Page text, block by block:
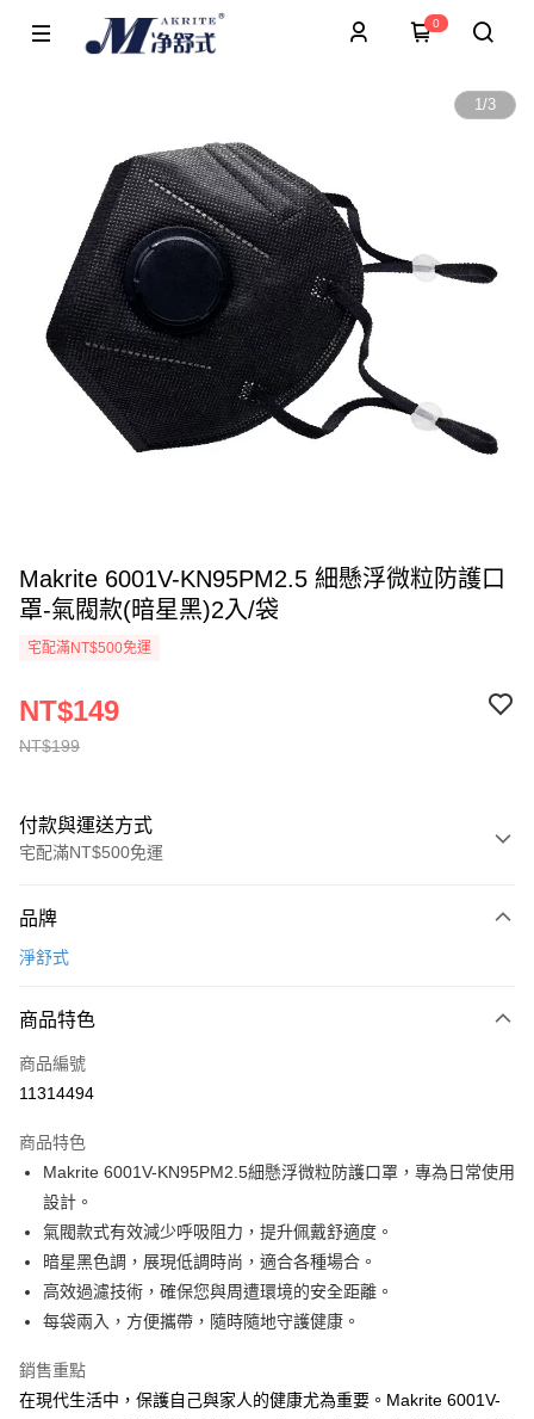
0
1/3
Makrite 6001V-KN95PM2.5 細懸浮微粒防護口
罩-氣閥款(暗星黑)2入/袋
宅配滿NT$500免運
NT$199
NT$149
付款與運送方式
宅配滿NT$500免運
信用卡一次付款
ATM付款
貨到付款
宅配(滿500元免運費)
每筆NT$120，滿NT$500(含以上)免運費
貨到付款
每筆NT$120，滿NT$500(含以上)免運費
品牌
淨舒式
商品特色
商品編號
11314494
商品特色
Makrite 6001V-KN95PM2.5細懸浮微粒防護口罩，專為日常使用
設計。
氣閥款式有效減少呼吸阻力，提升佩戴舒適度。
暗星黑色調，展現低調時尚，適合各種場合。
高效過濾技術，確保您與周遭環境的安全距離。
每袋兩入，方便攜帶，隨時隨地守護健康。
銷售重點
在現代生活中，保護自己與家人的健康尤為重要。Makrite 6001V-